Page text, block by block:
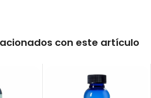
con este artículo